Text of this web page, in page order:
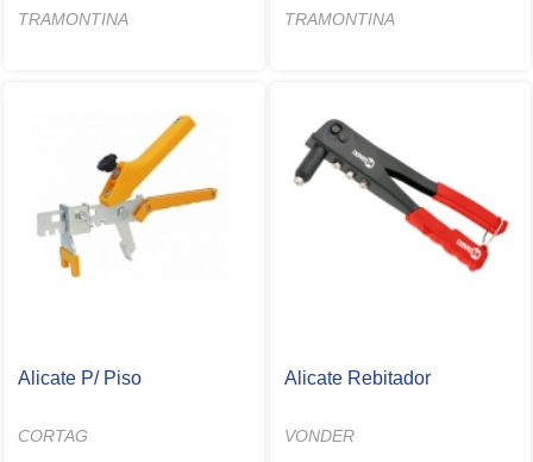
TRAMONTINA TRAMONTINA
Alicate P/ Piso
CORTAG
Alicate Rebitador
VONDER